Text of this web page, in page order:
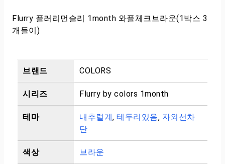
Flurry 플러리먼슬리 1month 와플체크브라운(1박스 3
개들이)
브랜드 COLORS
시리즈 Flurry by colors 1month
테마 내추럴계, 테두리있음, 자외선차
단
색상 브라운